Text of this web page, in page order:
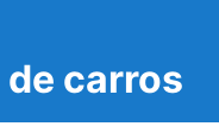
carros